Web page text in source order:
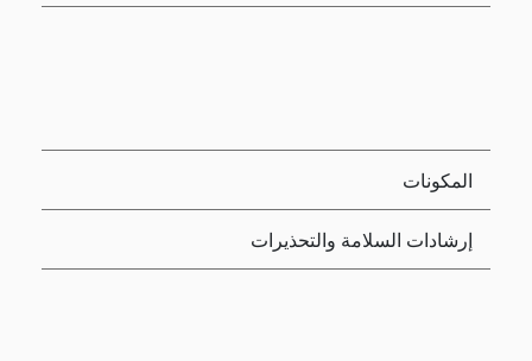
المكونات
إرشادات السلامة والتحذيرات